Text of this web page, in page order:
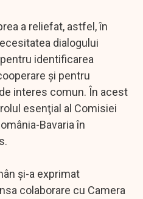
a reliefat, astfel, în
dialogului
identificarea
şi pentru
interes comun. În acest
esenţial al Comisiei
Bavaria în
şi-a exprimat
colaborare cu Camera